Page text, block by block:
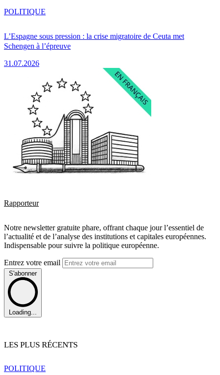
L’Espagne sous pression : la crise migratoire de Ceuta met
Schengen à l’épreuve
31.07.2026
POLITIQUE
Rapporteur
Notre newsletter gratuite phare, offrant chaque jour l’essentiel de
l’actualité et de l’analyse des institutions et capitales européennes.
Indispensable pour suivre la politique européenne.
Entrez votre email
S'abonner
Loading...
LES PLUS RÉCENTS
POLITIQUE